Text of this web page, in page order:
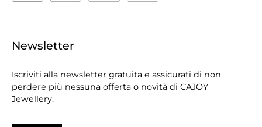
Newsletter
Iscriviti alla newsletter gratuita e assicurati di non
perdere più nessuna offerta o novità di CAJOY
Jewellery.